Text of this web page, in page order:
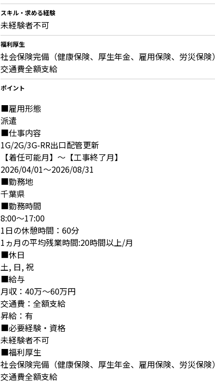
スキル・求める経験
未経験者不可
福利厚生
社会保険完備（健康保険、厚生年金、雇用保険、労災保険）
交通費全額支給
ポイント
■雇用形態
派遣
■仕事内容
1G/2G/3G-RR出口配管更新
【着任可能月】～【工事終了月】
2026/04/01〜2026/08/31
■勤務地
千葉県
■勤務時間
8:00〜17:00
1日の休憩時間：60分
1ヵ月の平均残業時間:20時間以上/月
■休日
土, 日, 祝
■給与
月収：40万〜60万円
交通費：全額支給
昇給：有
■必要経験・資格
未経験者不可
■福利厚生
社会保険完備（健康保険、厚生年金、雇用保険、労災保険）
交通費全額支給